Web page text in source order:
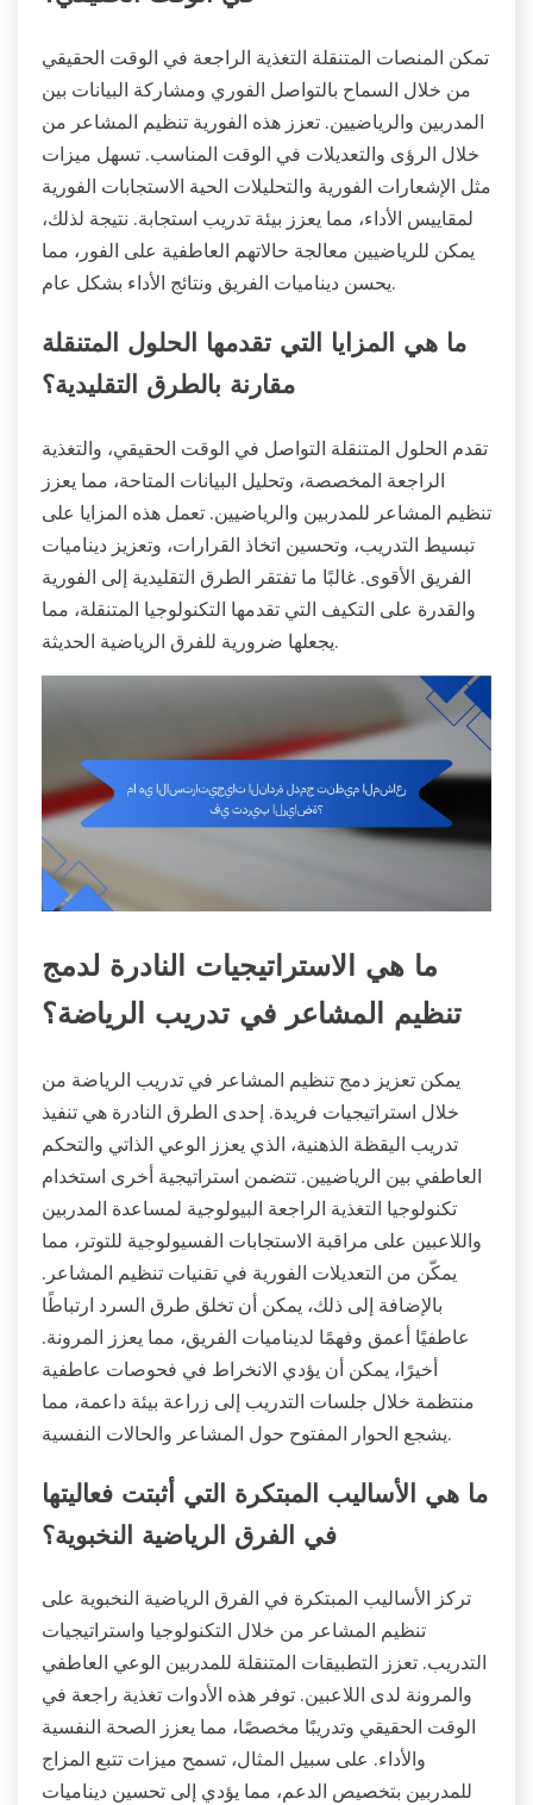
تمكن المنصات المتنقلة التغذية الراجعة في الوقت الحقيقي
من خلال السماح بالتواصل الفوري ومشاركة البيانات بين
المدربين والرياضيين. تعزز هذه الفورية تنظيم المشاعر من
خلال الرؤى والتعديلات في الوقت المناسب. تسهل ميزات
مثل الإشعارات الفورية والتحليلات الحية الاستجابات الفورية
لمقاييس الأداء، مما يعزز بيئة تدريب استجابة. نتيجة لذلك،
يمكن للرياضيين معالجة حالاتهم العاطفية على الفور، مما
يحسن ديناميات الفريق ونتائج الأداء بشكل عام.
ما هي المزايا التي تقدمها الحلول المتنقلة
مقارنة بالطرق التقليدية؟
تقدم الحلول المتنقلة التواصل في الوقت الحقيقي، والتغذية
الراجعة المخصصة، وتحليل البيانات المتاحة، مما يعزز
تنظيم المشاعر للمدربين والرياضيين. تعمل هذه المزايا على
تبسيط التدريب، وتحسين اتخاذ القرارات، وتعزيز ديناميات
الفريق الأقوى. غالبًا ما تفتقر الطرق التقليدية إلى الفورية
والقدرة على التكيف التي تقدمها التكنولوجيا المتنقلة، مما
يجعلها ضرورية للفرق الرياضية الحديثة.
ما هي الاستراتيجيات النادرة لدمج
تنظيم المشاعر في تدريب الرياضة؟
يمكن تعزيز دمج تنظيم المشاعر في تدريب الرياضة من
خلال استراتيجيات فريدة. إحدى الطرق النادرة هي تنفيذ
تدريب اليقظة الذهنية، الذي يعزز الوعي الذاتي والتحكم
العاطفي بين الرياضيين. تتضمن استراتيجية أخرى استخدام
تكنولوجيا التغذية الراجعة البيولوجية لمساعدة المدربين
واللاعبين على مراقبة الاستجابات الفسيولوجية للتوتر، مما
يمكّن من التعديلات الفورية في تقنيات تنظيم المشاعر.
بالإضافة إلى ذلك، يمكن أن تخلق طرق السرد ارتباطًا
عاطفيًا أعمق وفهمًا لديناميات الفريق، مما يعزز المرونة.
أخيرًا، يمكن أن يؤدي الانخراط في فحوصات عاطفية
منتظمة خلال جلسات التدريب إلى زراعة بيئة داعمة، مما
يشجع الحوار المفتوح حول المشاعر والحالات النفسية.
ما هي الأساليب المبتكرة التي أثبتت فعاليتها
في الفرق الرياضية النخبوية؟
تركز الأساليب المبتكرة في الفرق الرياضية النخبوية على
تنظيم المشاعر من خلال التكنولوجيا واستراتيجيات
التدريب. تعزز التطبيقات المتنقلة للمدربين الوعي العاطفي
والمرونة لدى اللاعبين. توفر هذه الأدوات تغذية راجعة في
الوقت الحقيقي وتدريبًا مخصصًا، مما يعزز الصحة النفسية
والأداء. على سبيل المثال، تسمح ميزات تتبع المزاج
للمدربين بتخصيص الدعم، مما يؤدي إلى تحسين ديناميات